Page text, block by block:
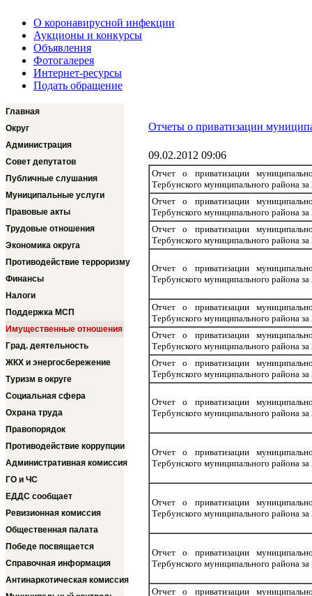
О коронавирусной инфекции
Аукционы и конкурсы
Объявления
Фотогалерея
Интернет-ресурсы
Подать обращение
Главная
Округ
Администрация
Совет депутатов
Публичные слушания
Муниципальные услуги
Правовые акты
Трудовые отношения
Экономика округа
Противодействие терроризму
Финансы
Налоги
Поддержка МСП
Имущественные отношения
Град. деятельность
ЖКХ и энергосбережение
Туризм в округе
Социальная сфера
Охрана труда
Правопорядок
Противодействие коррупции
Административная комиссия
ГО и ЧС
ЕДДС сообщает
Ревизионная комиссия
Общественная палата
Победе посвящается
Справочная информация
Антинаркотическая комиссия
Отчеты о приватизации
09.02.2012 09:06
Отчет о приватизации
Тербунского муниципального района за
Отчет о приватизации
Тербунского муниципального района за
Отчет о приватизации
Тербунского муниципального района за
Отчет о приватизации
Тербунского муниципального района за
Отчет о приватизации
Тербунского муниципального района за
Отчет о приватизации
Тербунского муниципального района за
Отчет о приватизации
Тербунского муниципального района за
Отчет о приватизации
Тербунского муниципального района за
Отчет о приватизации
Тербунского муниципального района за
Отчет о приватизации
Тербунского муниципального района за
Отчет о приватизации
Тербунского муниципального района за
Отчет о приватизации